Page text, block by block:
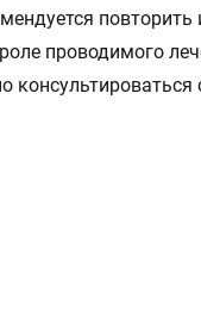
проводимого